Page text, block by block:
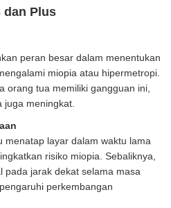
dan Plus
peran besar dalam menentukan
miopia atau hipermetropi.
orang tua memiliki gangguan ini,
juga meningkat.
menatap layar dalam waktu lama
risiko miopia. Sebaliknya,
pada jarak dekat selama masa
perkembangan